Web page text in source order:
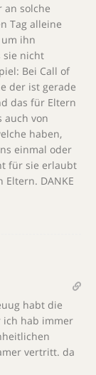
an solche
Tag alleine
ihn
sie nicht
Bei Call of
der ist gerade
das für Eltern
auch von
haben,
einmal oder
für sie erlaubt
DANKE
habt die
ich hab immer
vertritt. da